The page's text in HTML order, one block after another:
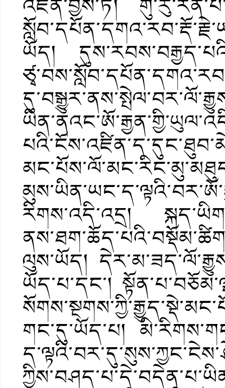
ཡོད།
རིགས་འདི་འདྲ།
ལུས་ཡོད།
ཡོད་པ་དང་།
གང་དུ་ཡོད་པ།